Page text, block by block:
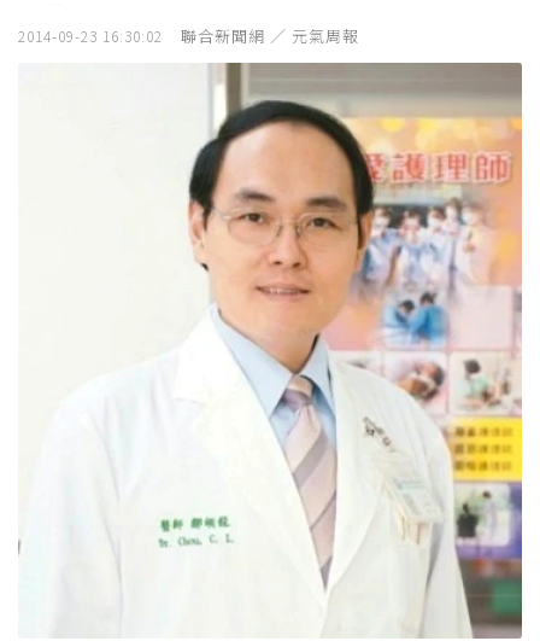
2014-09-23 16:30:02 聯合新聞網 ／ 元氣周報